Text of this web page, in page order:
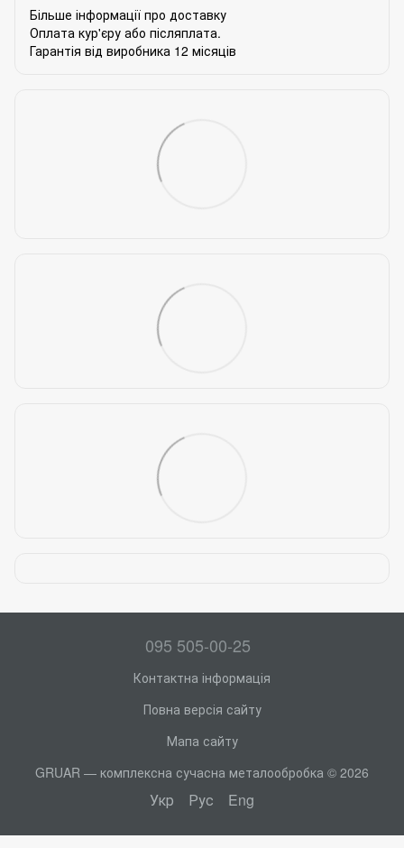
Більше інформації про доставку
Оплата кур'єру або післяплата.
Гарантія від виробника 12 місяців
095 505-00-25
Контактна інформація
Повна версія сайту
Мапа сайту
GRUAR — комплексна сучасна металообробка © 2026
Укр Рус Eng